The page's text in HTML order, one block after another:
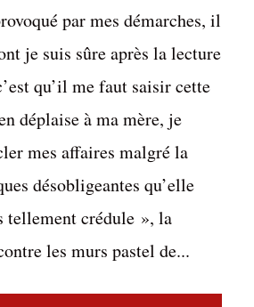
par mes démarches, il
je suis sûre après la lecture
qu’il me faut saisir cette
déplaise à ma mère, je
mes affaires malgré la
désobligeantes qu’elle
tellement crédule », la
les murs pastel de...